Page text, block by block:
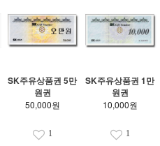
SK주유상품권 5만
원권
50,000원
1
SK주유상품권 1만
원권
10,000원
1